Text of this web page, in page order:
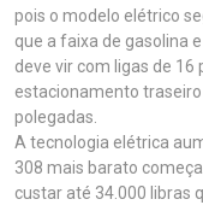
pois o modelo elétrico
que a faixa de gasolina
deve vir com ligas de 16
estacionamento
polegadas.
A tecnologia elétrica
308 mais barato
custar até 34.000 libras